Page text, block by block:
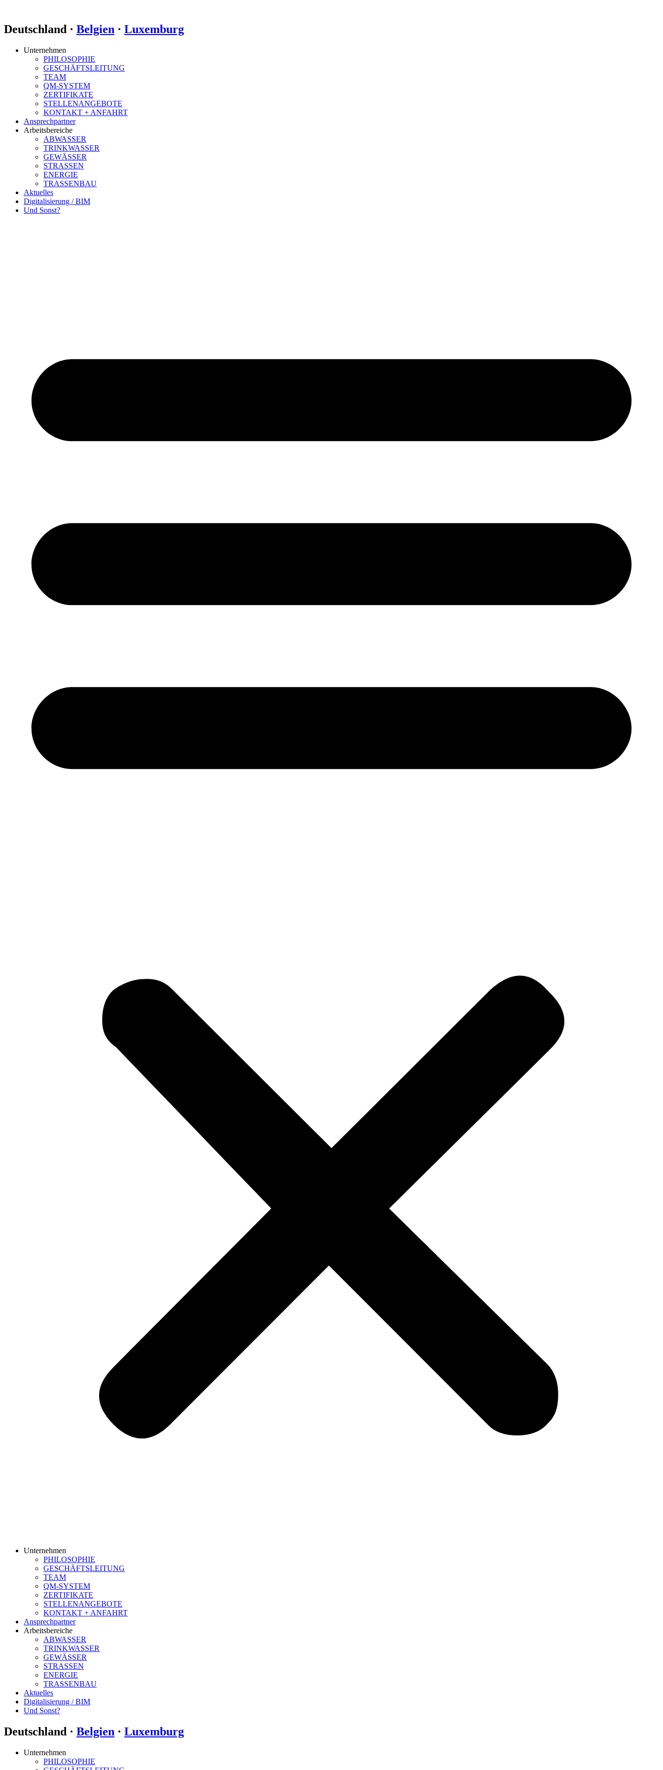
Deutschland · Belgien · Luxemburg
Unternehmen
PHILOSOPHIE
GESCHÄFTSLEITUNG
TEAM
QM-SYSTEM
ZERTIFIKATE
STELLENANGEBOTE
KONTAKT + ANFAHRT
Ansprechpartner
Arbeitsbereiche
ABWASSER
TRINKWASSER
GEWÄSSER
STRASSEN
ENERGIE
TRASSENBAU
Aktuelles
Digitalisierung / BIM
Und Sonst?
Unternehmen
PHILOSOPHIE
GESCHÄFTSLEITUNG
TEAM
QM-SYSTEM
ZERTIFIKATE
STELLENANGEBOTE
KONTAKT + ANFAHRT
Ansprechpartner
Arbeitsbereiche
ABWASSER
TRINKWASSER
GEWÄSSER
STRASSEN
ENERGIE
TRASSENBAU
Aktuelles
Digitalisierung / BIM
Und Sonst?
Deutschland · Belgien · Luxemburg
Unternehmen
PHILOSOPHIE